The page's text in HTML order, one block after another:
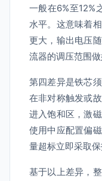
一般在6%至12%
水平。这意味着
更大，输出电压
流器的调压范围做
第四差异是铁芯
在非对称触发或
进入饱和区，激
使用中应配置偏
量超标立即采取保
基于以上差异，